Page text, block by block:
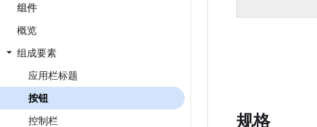
组件
概览
组成要素
应用栏标题
按钮
控制栏
规格